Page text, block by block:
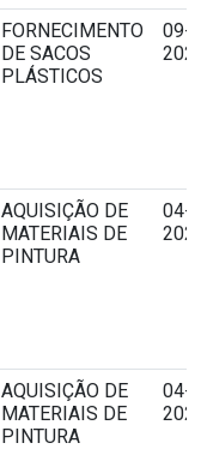
FORNECIMENTO
DE SACOS
PLÁSTICOS
09-
AQUISIÇÃO DE
MATERIAIS DE
PINTURA
04-
AQUISIÇÃO DE
MATERIAIS DE
PINTURA
04-